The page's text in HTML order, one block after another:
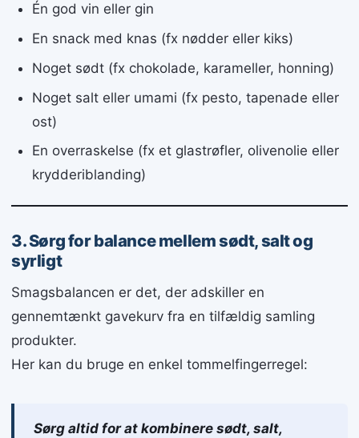
Én god vin eller gin
En snack med knas (fx nødder eller kiks)
Noget sødt (fx chokolade, karameller, honning)
Noget salt eller umami (fx pesto, tapenade eller
ost)
En overraskelse (fx et glastrøfler, olivenolie eller
krydderiblanding)
3. Sørg for balance mellem sødt, salt og
syrligt
Smagsbalancen er det, der adskiller en
gennemtænkt gavekurv fra en tilfældig samling
produkter.
Her kan du bruge en enkel tommelfingerregel:
Sørg altid for at kombinere sødt, salt,